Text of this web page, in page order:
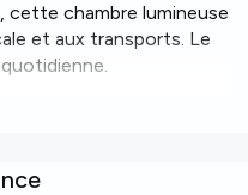
, cette chambre lumineuse
et aux transports. Le
comprend 2 salles
pour plus de confort.